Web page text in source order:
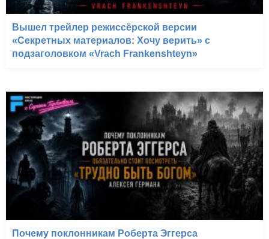
Вышел трейлер режиссёрской версии
«Секретных материалов: Хочу верить» с
подзаголовком «Vrach Frankenshteyn»
Почему поклонникам Роберта Эггерса